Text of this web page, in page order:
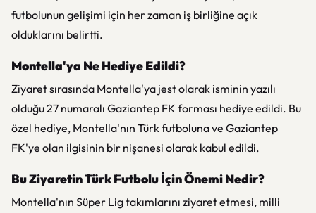
futbolunun gelişimi için her zaman iş birliğine açık
olduklarını belirtti.
Montella'ya Ne Hediye Edildi?
Ziyaret sırasında Montella'ya jest olarak isminin yazılı
olduğu 27 numaralı Gaziantep FK forması hediye edildi. Bu
özel hediye, Montella'nın Türk futboluna ve Gaziantep
FK'ye olan ilgisinin bir nişanesi olarak kabul edildi.
Bu Ziyaretin Türk Futbolu İçin Önemi Nedir?
Montella'nın Süper Lig takımlarını ziyaret etmesi, milli